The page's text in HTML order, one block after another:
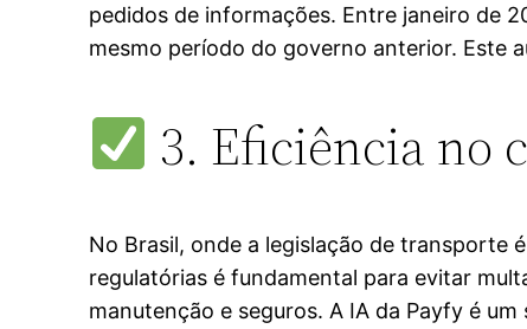
pedidos de informações. Entre janeiro de
mesmo período do governo anterior. Este
3. Eficiência no
No Brasil, onde a legislação de transporte
regulatórias é fundamental para evitar
manutenção e seguros. A IA da Payfy é